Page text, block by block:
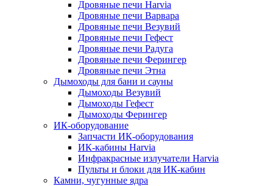
Дровяные печи Harvia
Дровяные печи Варвара
Дровяные печи Везувий
Дровяные печи Гефест
Дровяные печи Радуга
Дровяные печи Ферингер
Дровяные печи Этна
Дымоходы для бани и сауны
Дымоходы Везувий
Дымоходы Гефест
Дымоходы Ферингер
ИК-оборудование
Запчасти ИК-оборудования
ИК-кабины Harvia
Инфракрасные излучатели Harvia
Пульты и блоки для ИК-кабин
Камни, чугунные ядра